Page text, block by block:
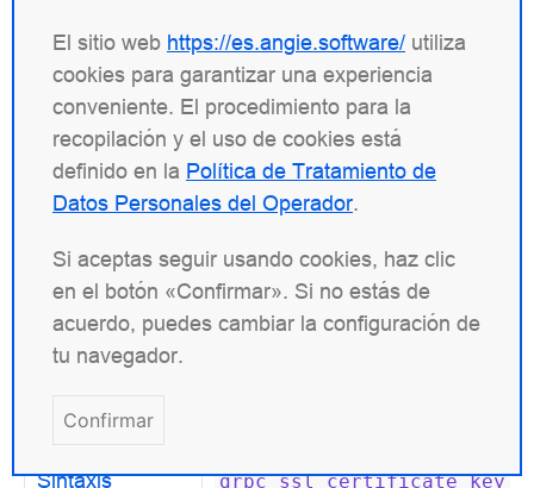
Transcurrido este periodo, los certificados se
recargan o revalidan.
off — desactiva la caché.
Ejemplo:
grpc_ssl_certificate
grpc_ssl_certificate_key
grpc_ssl_certificate_cache max=1000
grpc_ssl_certificate_key
Sintaxis grpc_ssl_certificate_key
El sitio web https://es.angie.software/ utiliza
cookies para garantizar una experiencia
conveniente. El procedimiento para la
recopilación y el uso de cookies está
definido en la Política de Tratamiento de
Datos Personales del Operador.
Si aceptas seguir usando cookies, haz clic
en el botón «Confirmar». Si no estás de
acuerdo, puedes cambiar la configuración de
tu navegador.
Confirmar